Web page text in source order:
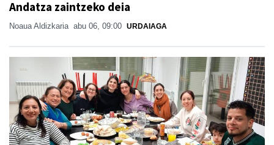
Andatza zaintzeko deia
Noaua Aldizkaria abu 06, 09:00 URDAIAGA